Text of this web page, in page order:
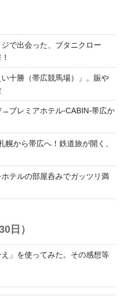
ジで出会った、ブタニクロー
十勝（帯広競馬場）」。賑や
プレミアホテル-CABIN-帯広か
幌から帯広へ！鉄道旅が開く、
テルの部屋呑みでガッツリ満
日）
」を使ってみた。その感想等